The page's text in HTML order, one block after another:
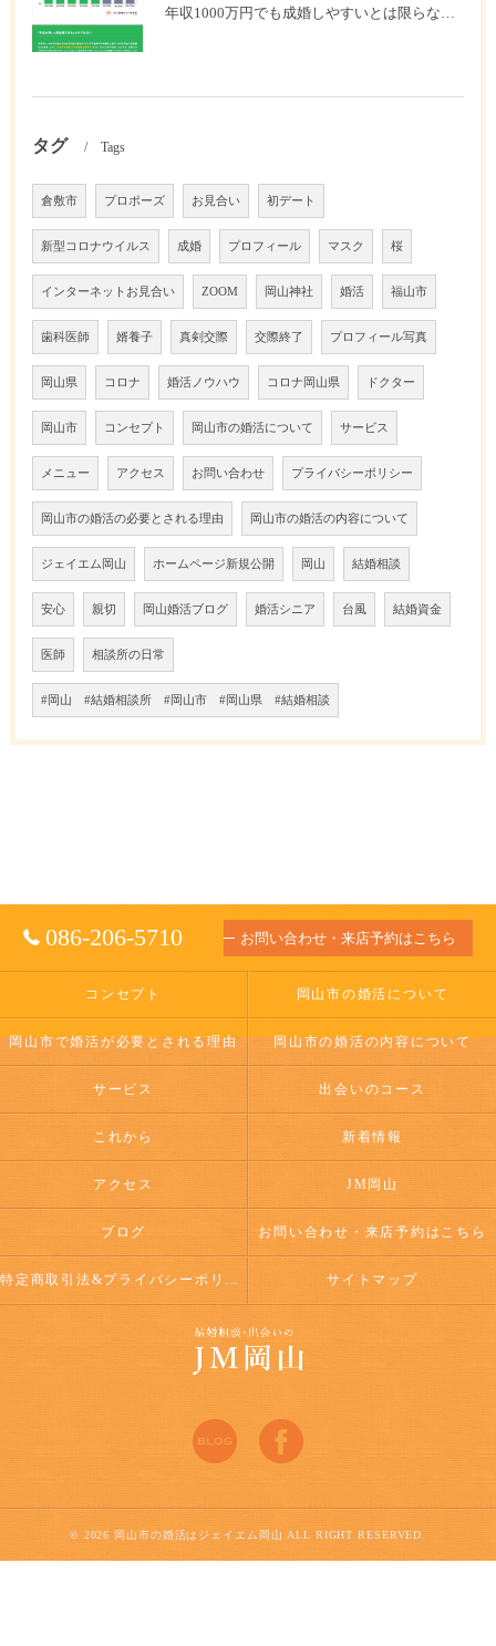
年収1000万円でも成婚しやすいとは限らない? 「年収帯別の成婚率」のリアル
タグ Tags
倉敷市 プロポーズ お見合い 初デート
新型コロナウイルス 成婚 プロフィール マスク 桜
インターネットお見合い ZOOM 岡山神社 婚活 福山市
歯科医師 婿養子 真剣交際 交際終了 プロフィール写真
岡山県 コロナ 婚活ノウハウ コロナ岡山県 ドクター
岡山市 コンセプト 岡山市の婚活について サービス
メニュー アクセス お問い合わせ プライバシーポリシー
岡山市の婚活の必要とされる理由 岡山市の婚活の内容について
ジェイエム岡山 ホームページ新規公開 岡山 結婚相談
安心 親切 岡山婚活ブログ 婚活シニア 台風 結婚資金
医師 相談所の日常
#岡山 #結婚相談所 #岡山市 #岡山県 #結婚相談
086-206-5710 お問い合わせ・来店予約はこちら
コンセプト 岡山市の婚活について
岡山市で婚活が必要とされる理由 岡山市の婚活の内容について
サービス 出会いのコース
これから 新着情報
アクセス JM岡山
ブログ お問い合わせ・来店予約はこちら
特定商取引法&プライバシーポリシー サイトマップ
© 2026 岡山市の婚活はジェイエム岡山 ALL RIGHT RESERVED.